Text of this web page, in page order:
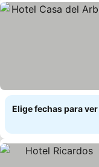
Elige fechas para